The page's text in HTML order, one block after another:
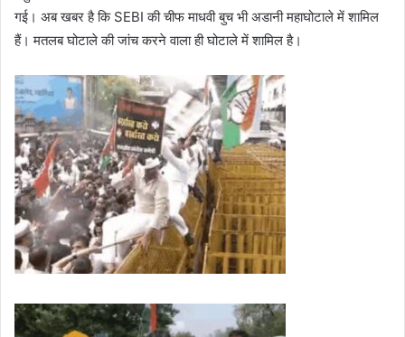
गई। अब खबर है कि SEBI की चीफ माधवी बुच भी अडानी महाघोटाले में शामिल
हैं। मतलब घोटाले की जांच करने वाला ही घोटाले में शामिल है।